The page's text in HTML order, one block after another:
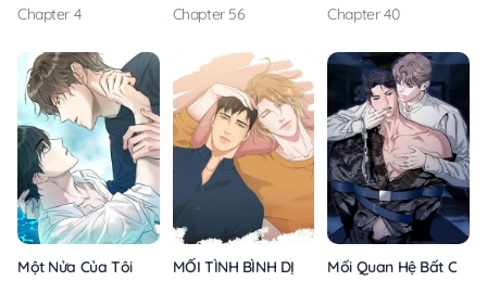
Chapter 4
Chapter 56
Chapter 40
Một Nửa Của Tôi
MỐI TÌNH BÌNH DỊ
Mối Quan Hệ Bất Chính